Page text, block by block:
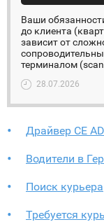
Ваши
до клиента
зависит от
терминалом
28.07.2026
Драйвер СЕ
Водители в
Поиск курьера
Требуется